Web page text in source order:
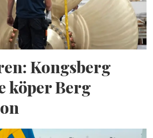
Kongsberg
köper Berg